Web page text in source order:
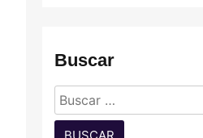
Buscar
Buscar: